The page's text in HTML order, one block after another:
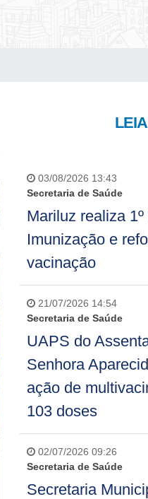
03/08/2026 13:43
Secretaria de Saúde
Mariluz realiza
Imunização e
vacinação
21/07/2026 14:54
Secretaria de Saúde
UAPS do
Senhora
ação de
103 doses
02/07/2026 09:26
Secretaria de Saúde
Secretaria